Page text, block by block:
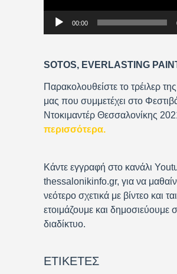
P
e
r
00:00
SOTOS, EVERLASTING
Παρακολουθείστε το τρέιλερ της
μας που συμμετέχει στο
Ντοκιμαντέρ Θεσσαλονίκης
περισσότερα.
Κάντε εγγραφή στο κανάλι
thessalonikinfo.gr, για να
νεότερο σχετικά με βίντεο και
ετοιμάζουμε και δημοσιεύουμε
διαδίκτυο.
ΕΤΙΚΈΤΕΣ